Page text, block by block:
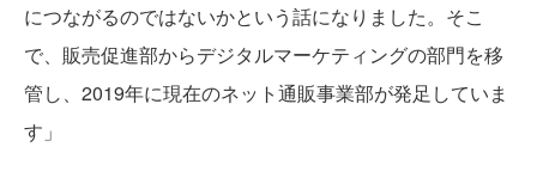
につながるのではないかという話になりました。そこ
で、販売促進部からデジタルマーケティングの部門を移
管し、2019年に現在のネット通販事業部が発足していま
す」